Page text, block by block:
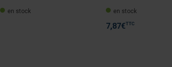
en stock en stock
7,87€TTC